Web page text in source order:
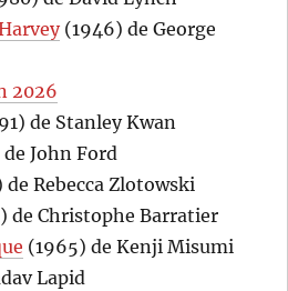
(1946) de George
2026
de Stanley Kwan
de John Ford
de Rebecca Zlotowski
de Christophe Barratier
(1965) de Kenji Misumi
Lapid